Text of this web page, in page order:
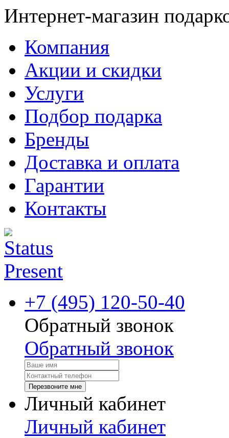
Интернет-магазин
Компания
Акции и скидки
Услуги
Подбор подарка
Бренды
Доставка и оплата
Гарантии
Контакты
+7 (495) 120-50-40
Обратный звонок
Обратный звонок
Перезвоните мне
Личный кабинет
Личный кабинет